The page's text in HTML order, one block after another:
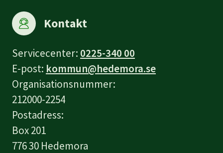
Kontakt
Servicecenter: 0225-340 00
E-post: kommun@hedemora.se
Organisationsnummer:
212000-2254
Postadress:
Box 201
776 30 Hedemora